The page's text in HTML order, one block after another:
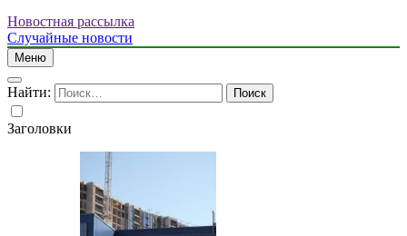
Новостная рассылка
Случайные новости
Меню
Найти:
Заголовки